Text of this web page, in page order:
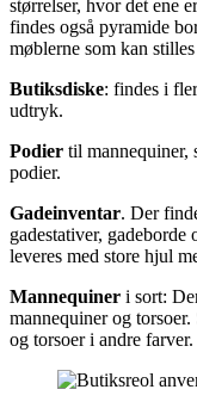
størrelser, hvor det ene
findes også pyramide
møblerne som kan
Butiksdiske: findes i
udtryk.
Podier til mannequiner,
podier.
Gadeinventar. Der
gadestativer,
leveres med store hjul
Mannequiner i sort:
mannequiner og
og torsoer i andre farver.